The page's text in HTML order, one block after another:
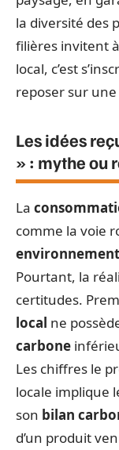
la diversité des
filières invitent
local, c’est
reposer sur
Les idées
» : mythe ou
La
comme la voie
Pourtant, la
certitudes.
local ne
carbone
Les chiffres le
locale implique
son bilan
d’un produit